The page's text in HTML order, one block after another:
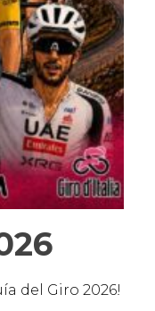
del Giro 2026!